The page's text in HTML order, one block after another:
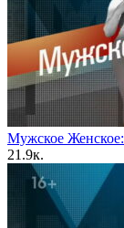
Мужское
21.9к.